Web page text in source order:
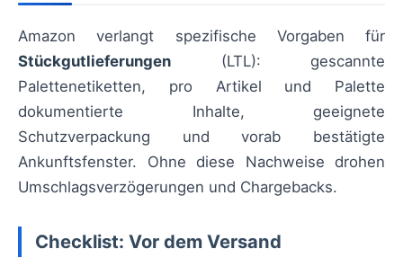
Amazon verlangt spezifische Vorgaben für
Stückgutlieferungen (LTL): gescannte
Palettenetiketten, pro Artikel und Palette
dokumentierte Inhalte, geeignete
Schutzverpackung und vorab bestätigte
Ankunftsfenster. Ohne diese Nachweise drohen
Umschlagsverzögerungen und Chargebacks.
Checklist: Vor dem Versand